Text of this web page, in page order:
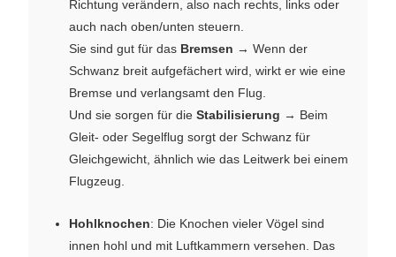
Richtung verändern, also nach rechts, links oder
auch nach oben/unten steuern.
Sie sind gut für das Bremsen → Wenn der
Schwanz breit aufgefächert wird, wirkt er wie eine
Bremse und verlangsamt den Flug.
Und sie sorgen für die Stabilisierung → Beim
Gleit- oder Segelflug sorgt der Schwanz für
Gleichgewicht, ähnlich wie das Leitwerk bei einem
Flugzeug.
Hohlknochen: Die Knochen vieler Vögel sind
innen hohl und mit Luftkammern versehen. Das